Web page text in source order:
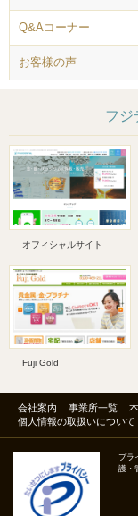
Q&Aコーナー
お客様の声
フジ
オフィシャルサイト
Fuji Gold
会社案内 事業所一覧
個人情報の取扱いについて
プラ
護・